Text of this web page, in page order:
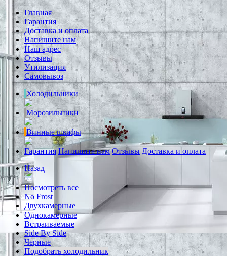
Главная
Гарантия
Доставка и оплата
Напишите нам
Наш адрес
Отзывы
Утилизация
Самовывоз
Холодильники
Морозильники
Винные шкафы
Гарантия Напишите нам Отзывы Доставка и оплата
Назад
Посмотреть все
No Frost
Двухкамерные
Однокамерные
Встраиваемые
Side By Side
Черные
Подобрать холодильник